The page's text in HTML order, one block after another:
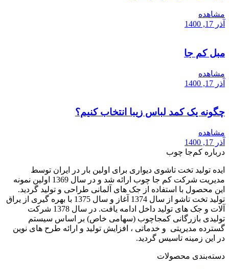
مشاهده
آذر 17, 1400
مبل کم جا
مشاهده
آذر 17, 1400
چگونه یک کمد لباس زیبا انتخاب کنیم؟
مشاهده
آذر 17, 1400
درباره کم‌جا چوب
ایده تولید تخت تاشوی دیواری برای اولین بار در ایران توسط
مدیریت شرکت کم جا چوب ارائه شد و در سال 1369 اولین نمونه
این محصول با استفاده از جک های آلمانی طراحی و تولید گردید.
تولید تخت تاشو از سال 1374 آغاز و سال 1375 با بهره گیری از یراق
آلات و جک های تولید داخل ادامه یافت. در سال 1378 شرکت
تولیدی بازرگانی کمجاچوب (سهامی خاص) بر اساس سیستم
گسترده مدیریتی و خدماتی ، افزایش تولید و ارائه طرح های نوین
در این زمینه تاسیس گردید.
دسته‌بندی محصولات